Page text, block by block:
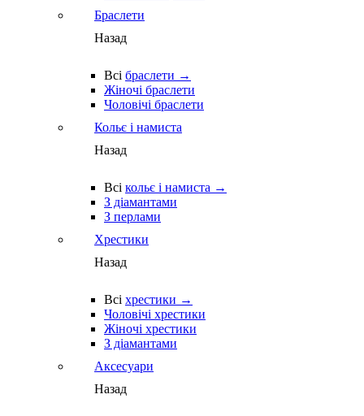
Браслети
Назад
Всі браслети →
Жіночі браслети
Чоловічі браслети
Кольє і намиста
Назад
Всі кольє і намиста →
З діамантами
З перлами
Хрестики
Назад
Всі хрестики →
Чоловічі хрестики
Жіночі хрестики
З діамантами
Аксесуари
Назад